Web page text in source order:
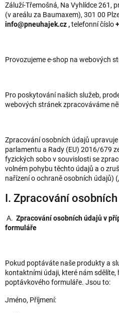
Záluží-Třemošná, Na Vyhlídce 261,
(v areálu za Baumaxem), 301 00
info@pneuhajek.cz ,telefonní číslo
Provozujeme e-shop na webových
Pro poskytování našich služeb,
webových stránek zpracováváme
Zpracování osobních údajů
parlamentu a Rady (EU) 2016/679
fyzických sobo v souvislosti se
volném pohybu těchto údajů a o
nařízení o ochraně osobních údajů)
I. Zpracování
A. Zpracování osobních údajů v
formuláře
Pokud poptáváte naše produkty a
kontaktními údaji, které nám
poptávkového formuláře. Jsou to:
Jméno, Příjmení: